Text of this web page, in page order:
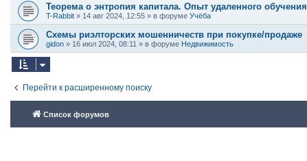
Теорема о энтропия капитала. Опыт удаленного обучения
T-Rabbit » 14 авг 2024, 12:55 » в форуме Учёба
Схемы риэлторских мошенничеств при покупке/продаже
gidon » 16 июл 2024, 08:11 » в форуме Недвижимость
Перейти к расширенному поиску
Список форумов